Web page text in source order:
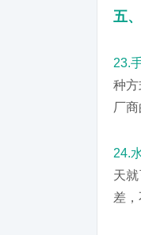
五
23.
种
厂
24.
天
差